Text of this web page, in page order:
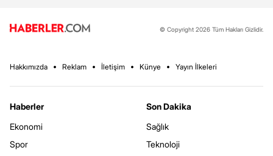
© Copyright 2026 Tüm Hakları Gizlidir.
Hakkımızda Reklam İletişim Künye Yayın İlkeleri
Haberler
Ekonomi
Spor
Son Dakika
Sağlık
Teknoloji